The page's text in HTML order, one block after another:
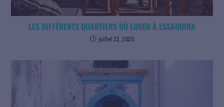
LES DIFFÉRENTS QUARTIERS OÙ LOGER À ESSAOUIRA
juillet 22, 2020